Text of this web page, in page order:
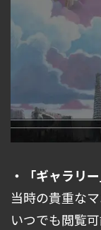
・「ギャラリ
当時の貴重な
いつでも閲覧可